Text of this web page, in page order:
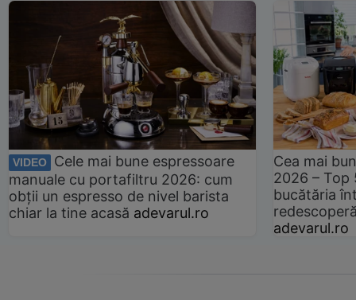
VIDEO
Cele mai bune espressoare
manuale cu portafiltru 2026: cum
obții un espresso de nivel barista
chiar la tine acasă adevarul.ro
Cea mai
2026 –
bucătăria
adevarul.ro